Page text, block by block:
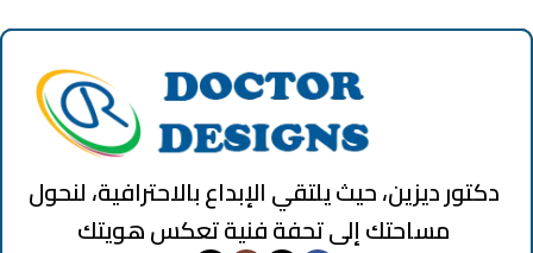
دكتور ديزين، حيث يلتقي الإبداع بالاحترافية، لنحول
مساحتك إلى تحفة فنية تعكس هويتك